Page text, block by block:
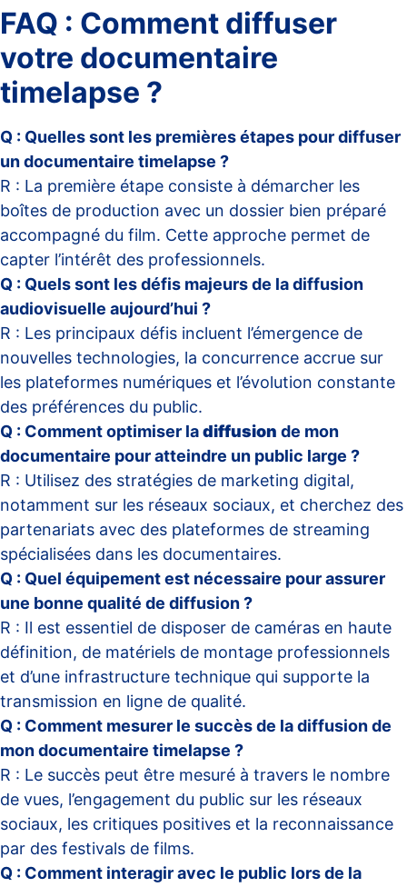
FAQ : Comment diffuser
votre documentaire
timelapse ?
Q : Quelles sont les premières étapes pour diffuser
un documentaire timelapse ?
R : La première étape consiste à démarcher les
boîtes de production avec un dossier bien préparé
accompagné du film. Cette approche permet de
capter l’intérêt des professionnels.
Q : Quels sont les défis majeurs de la diffusion
audiovisuelle aujourd’hui ?
R : Les principaux défis incluent l’émergence de
nouvelles technologies, la concurrence accrue sur
les plateformes numériques et l’évolution constante
des préférences du public.
Q : Comment optimiser ladiffusion de mon
documentaire pour atteindre un public large ?
R : Utilisez des stratégies de marketing digital,
notamment sur les réseaux sociaux, et cherchez des
partenariats avec des plateformes de streaming
spécialisées dans les documentaires.
Q : Quel équipement est nécessaire pour assurer
une bonne qualité de diffusion ?
R : Il est essentiel de disposer de caméras en haute
définition, de matériels de montage professionnels
et d’une infrastructure technique qui supporte la
transmission en ligne de qualité.
Q : Comment mesurer le succès de la diffusion de
mon documentaire timelapse ?
R : Le succès peut être mesuré à travers le nombre
de vues, l’engagement du public sur les réseaux
sociaux, les critiques positives et la reconnaissance
par des festivals de films.
Q : Comment interagir avec le public lors de la